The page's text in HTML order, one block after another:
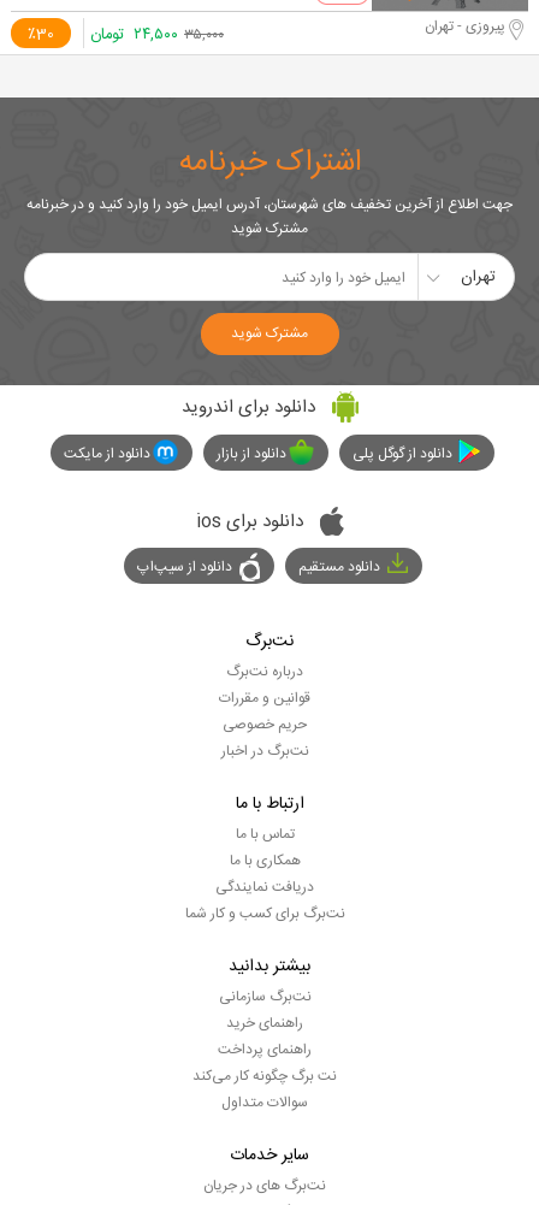
٪30 پیروزی - تهران ۳۵,۰۰۰ ۲۴,۵۰۰ تومان
اشتراک خبرنامه
جهت اطلاع از آخرین تخفیف های شهرستان، آدرس ایمیل خود را وارد کنید و در خبرنامه
مشترک شوید
تهران
مشترک شوید
دانلود برای اندروید
دانلود از گوگل پلی دانلود از بازار دانلود از مایکت
دانلود برای ios
دانلود مستقیم دانلود از سیپ‌اپ
نت‌برگ
درباره نت‌برگ
قوانین و مقررات
حریم خصوصی
نت‌برگ در اخبار
ارتباط با ما
تماس با ما
همکاری با ما
دریافت نمایندگی
نت‌برگ برای کسب و کار شما
بیشتر بدانید
نت‌برگ سازمانی
راهنمای خرید
راهنمای پرداخت
نت برگ چگونه کار می‌کند
سوالات متداول
سایر خدمات
نت‌برگ های در جریان